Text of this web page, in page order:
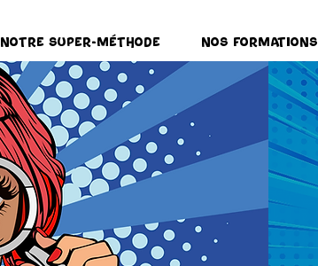
Notre Super-Méthode Nos formations